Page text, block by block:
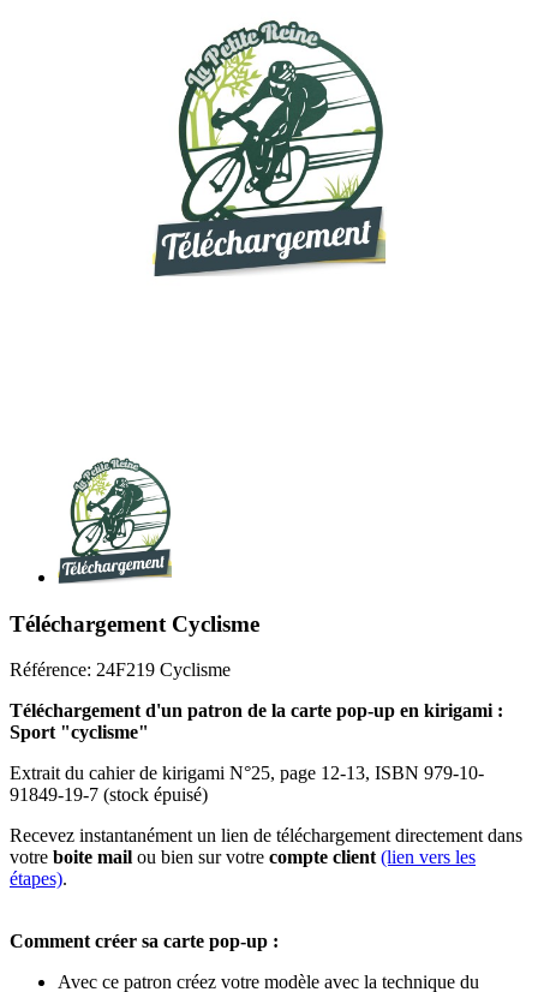
Téléchargement Cyclisme
Référence: 24F219 Cyclisme
Téléchargement d'un patron de la carte pop-up en kirigami :
Sport "cyclisme"
Extrait du cahier de kirigami N°25, page 12-13, ISBN 979-10-
91849-19-7 (stock épuisé)
Recevez instantanément un lien de téléchargement directement dans
votre boite mail ou bien sur votre compte client (lien vers les
étapes).
Comment créer sa carte pop-up :
Avec ce patron créez votre modèle avec la technique du